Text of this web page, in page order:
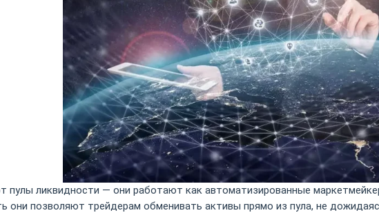
пулы ликвидности — они работают как автоматизированные
они позволяют трейдерам обменивать активы прямо из пула, не